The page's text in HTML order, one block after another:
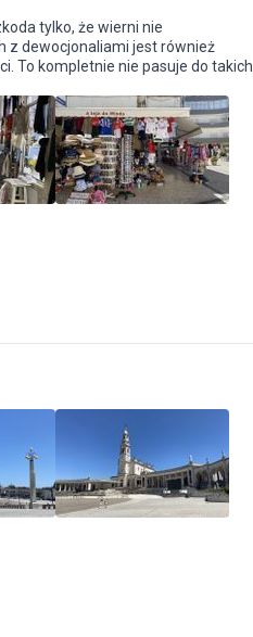
tylko, że wierni nie
z dewocjonaliami jest również
To kompletnie nie pasuje do takich